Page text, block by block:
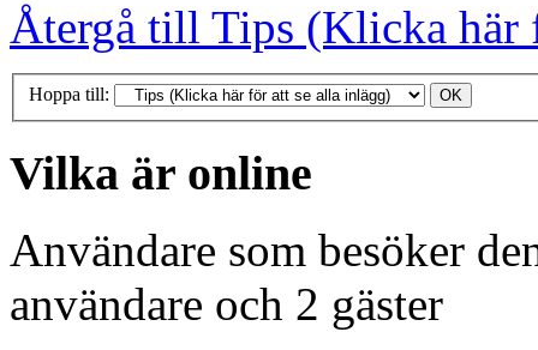
Återgå till Tips (Klicka här
Hoppa till:
Vilka är online
Användare som besöker
användare och 2 gäster